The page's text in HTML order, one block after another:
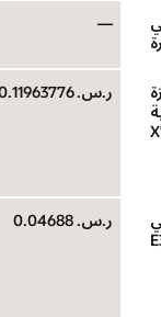
—
ر.س.‏ 0.11963776
ر.س.‏ 0.04688